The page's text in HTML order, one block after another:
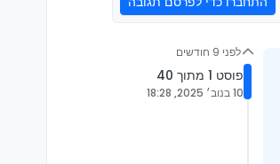
לפני 9 חודשים
פוסט 1 מתוך 40
10 בנוב׳ 2025, 18:28